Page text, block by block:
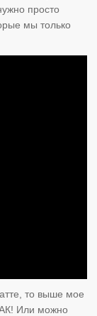
просто
мы только
то выше мое
Или можно